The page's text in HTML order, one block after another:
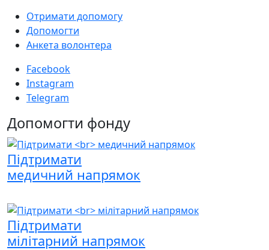
Отримати допомогу
Допомогти
Анкета волонтера
Facebook
Instagram
Telegram
Допомогти фонду
Підтримати
медичний напрямок
Підтримати
мілітарний напрямок